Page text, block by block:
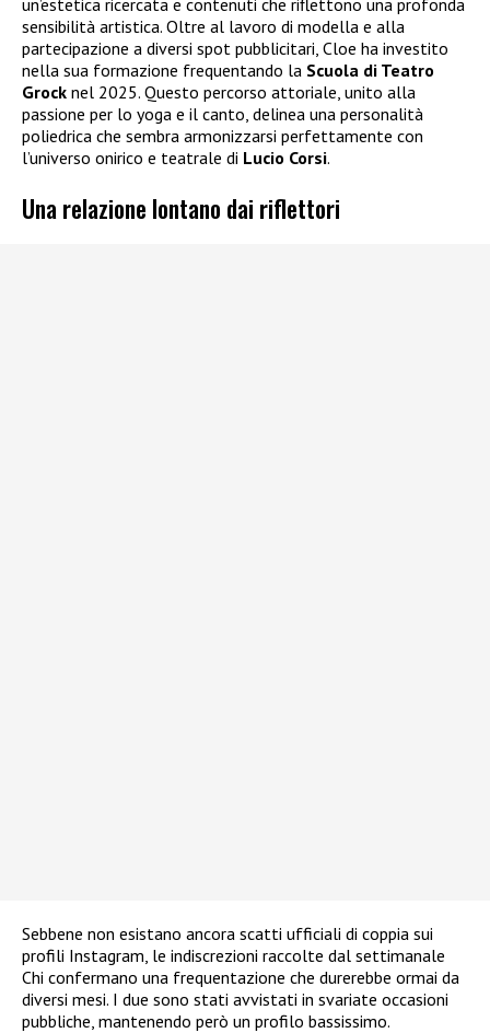
un’estetica ricercata e contenuti che riflettono una profonda
sensibilità artistica. Oltre al lavoro di modella e alla
partecipazione a diversi spot pubblicitari, Cloe ha investito
nella sua formazione frequentando la Scuola di Teatro
Grock nel 2025. Questo percorso attoriale, unito alla
passione per lo yoga e il canto, delinea una personalità
poliedrica che sembra armonizzarsi perfettamente con
l’universo onirico e teatrale di Lucio Corsi.
Una relazione lontano dai riflettori
Sebbene non esistano ancora scatti ufficiali di coppia sui
profili Instagram, le indiscrezioni raccolte dal settimanale
Chi confermano una frequentazione che durerebbe ormai da
diversi mesi. I due sono stati avvistati in svariate occasioni
pubbliche, mantenendo però un profilo bassissimo.